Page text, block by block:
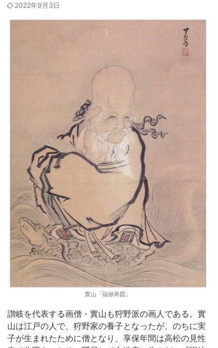
2022年9月3日
實山「福禄寿図」
讃岐を代表する画僧・實山も狩野派の画人である。實
山は江戸の人で、狩野家の養子となったが、のちに実
子が生まれたために僧となり、享保年間は高松の見性